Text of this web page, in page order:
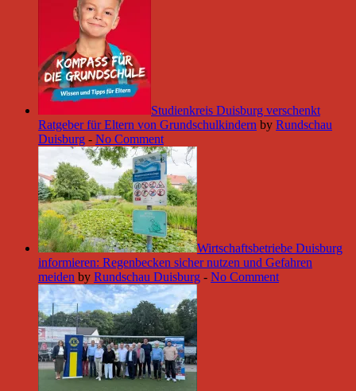
Studienkreis Duisburg verschenkt
Ratgeber für Eltern von Grundschulkindern by Rundschau
Duisburg - No Comment
Wirtschaftsbetriebe Duisburg
informieren: Regenbecken sicher nutzen und Gefahren
meiden by Rundschau Duisburg - No Comment